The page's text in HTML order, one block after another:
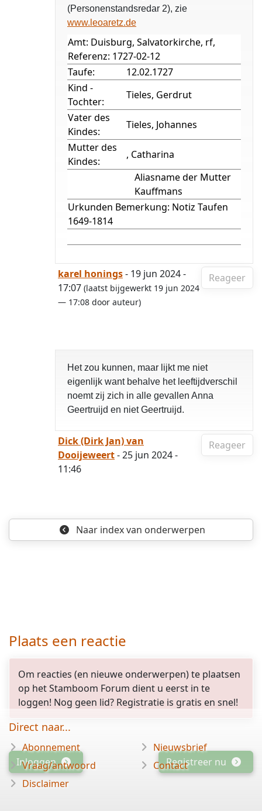
(Personenstandsredar 2), zie
www.leoaretz.de
Amt: Duisburg, Salvatorkirche, rf,
Referenz: 1727-02-12
Taufe:
12.02.1727
Kind -
Tochter:
Tieles, Gerdrut
Vater des
Kindes:
Tieles, Johannes
Mutter des
Kindes:
, Catharina
Aliasname der Mutter
Kauffmans
Urkunden Bemerkung: Notiz Taufen
1649-1814
Reageer
karel honings- 19 jun 2024 -
17:07 (laatst bijgewerkt 19 jun 2024
— 17:08 door auteur)
Het zou kunnen, maar lijkt me niet
eigenlijk want behalve het leeftijdverschil
noemt zij zich in alle gevallen Anna
Geertruijd en niet Geertruijd.
Reageer
Dick (Dirk Jan) van
Dooijeweert- 25 jun 2024 -
11:46
Naar indexvan onderwerpen
Plaats een reactie
Om reacties (en nieuwe onderwerpen) te plaatsen
op het Stamboom Forum dient u eerst in te
loggen! Nog geen lid? Registratie is gratis en snel!
Inloggen Registreer nu
Direct naar...
Abonnement
Vraag/antwoord
Disclaimer
Nieuwsbrief
Contact